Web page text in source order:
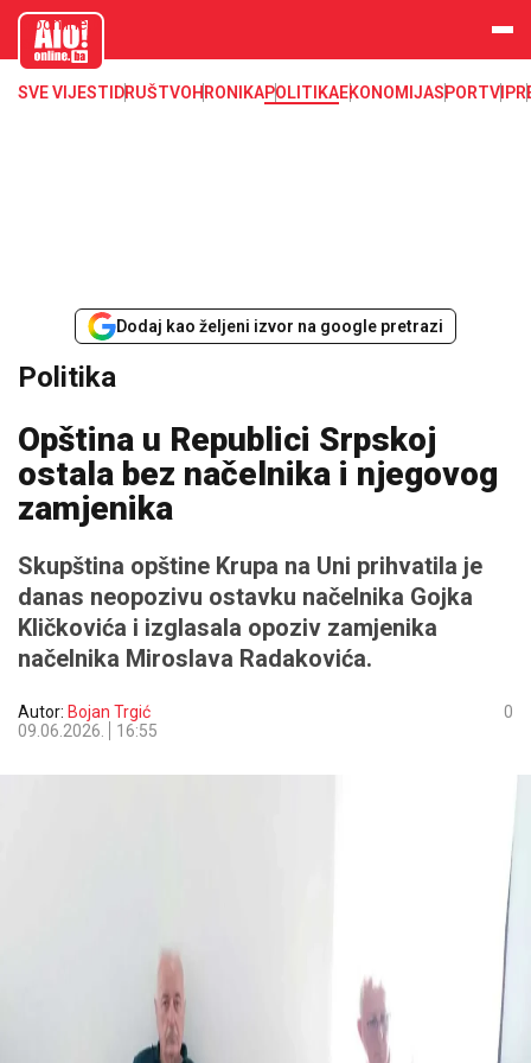
aloonline.b
SVE VIJESTI DRUŠTVOHRONIKAPOLITIKAEKONOMIJASPORTVIP
Dodaj kao željeni izvor na google pretrazi
Politika
Opština u Republici Srpskoj
ostala bez načelnika i njegovog
zamjenika
Skupština opštine Krupa na Uni prihvatila je
danas neopozivu ostavku načelnika Gojka
Kličkovića i izglasala opoziv zamjenika
načelnika Miroslava Radakovića.
Autor: Bojan Trgić
09.06.2026.
16:55
0